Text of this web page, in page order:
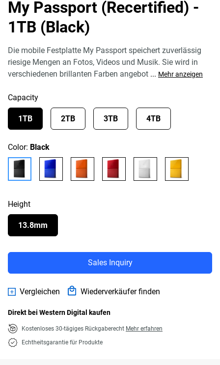
My Passport (Recertified) -
1TB (Black)
Die mobile Festplatte My Passport speichert zuverlässig
riesige Mengen an Fotos, Videos und Musik. Sie wird in
verschiedenen brillanten Farben angebot ... Mehr anzeigen
Capacity
1TB 2TB 3TB 4TB
Color: Black
Height
13.8mm
Sales Inquiry
Vergleichen Wiederverkäufer finden
Direkt bei Western Digital kaufen
Kostenloses 30-tägiges Rückgaberecht Mehr erfahren
Echtheitsgarantie für Produkte